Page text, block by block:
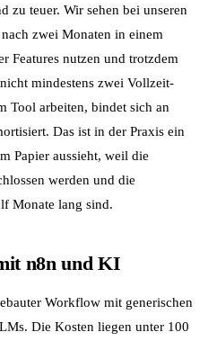
zu teuer. Wir sehen bei unseren
zwei Monaten in einem
Features nutzen und trotzdem
mindestens zwei Vollzeit-
Tool arbeiten, bindet sich an
Das ist in der Praxis ein
Papier aussieht, weil die
werden und die
Monate lang sind.
n8n und KI
Workflow mit generischen
Die Kosten liegen unter 100